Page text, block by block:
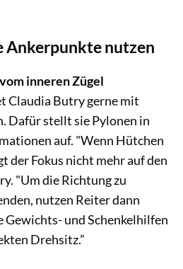
Ankerpunkte nutzen
vom inneren Zügel
Claudia Butry gerne mit
Dafür stellt sie Pylonen in
auf. "Wenn Hütchen
der Fokus nicht mehr auf den
"Um die Richtung zu
nutzen Reiter dann
und Schenkelhilfen
Drehsitz.”